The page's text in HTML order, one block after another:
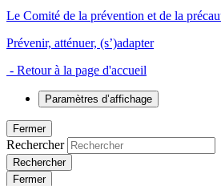
Le Comité de la prévention et de la
Prévenir, atténuer, (s’)adapter
- Retour à la page d'accueil
Paramètres d’affichage
Fermer
Rechercher
Rechercher
Fermer